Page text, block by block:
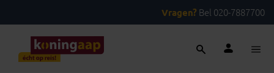
Vragen? Bel 020-7887700